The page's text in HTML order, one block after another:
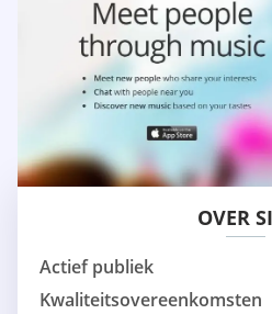
OVER
Actief publiek
Kwaliteitsovereenkomsten